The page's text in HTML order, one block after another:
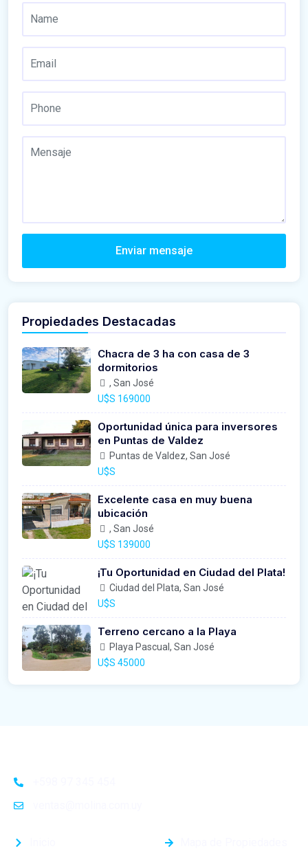
Enviar mensaje
Propiedades Destacadas
Chacra de 3 ha con casa de 3
dormitorios
, San José
U$S 169000
Oportunidad única para inversores
en Puntas de Valdez
Puntas de Valdez, San José
U$S
Excelente casa en muy buena
ubicación
, San José
U$S 139000
¡Tu Oportunidad en Ciudad del Plata!
Ciudad del Plata, San José
U$S
Terreno cercano a la Playa
Playa Pascual, San José
U$S 45000